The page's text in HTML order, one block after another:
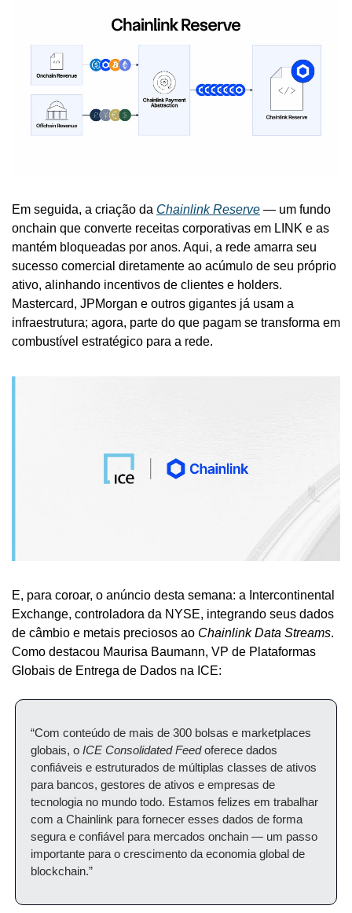
Em seguida, a criação da Chainlink Reserve — um fundo
onchain que converte receitas corporativas em LINK e as
mantém bloqueadas por anos. Aqui, a rede amarra seu
sucesso comercial diretamente ao acúmulo de seu próprio
ativo, alinhando incentivos de clientes e holders.
Mastercard, JPMorgan e outros gigantes já usam a
infraestrutura; agora, parte do que pagam se transforma em
combustível estratégico para a rede.
E, para coroar, o anúncio desta semana: a Intercontinental
Exchange, controladora da NYSE, integrando seus dados
de câmbio e metais preciosos ao Chainlink Data Streams.
Como destacou Maurisa Baumann, VP de Plataformas
Globais de Entrega de Dados na ICE:
“Com conteúdo de mais de 300 bolsas e marketplaces
globais, o ICE Consolidated Feed oferece dados
confiáveis e estruturados de múltiplas classes de ativos
para bancos, gestores de ativos e empresas de
tecnologia no mundo todo. Estamos felizes em trabalhar
com a Chainlink para fornecer esses dados de forma
segura e confiável para mercados onchain — um passo
importante para o crescimento da economia global de
blockchain.”